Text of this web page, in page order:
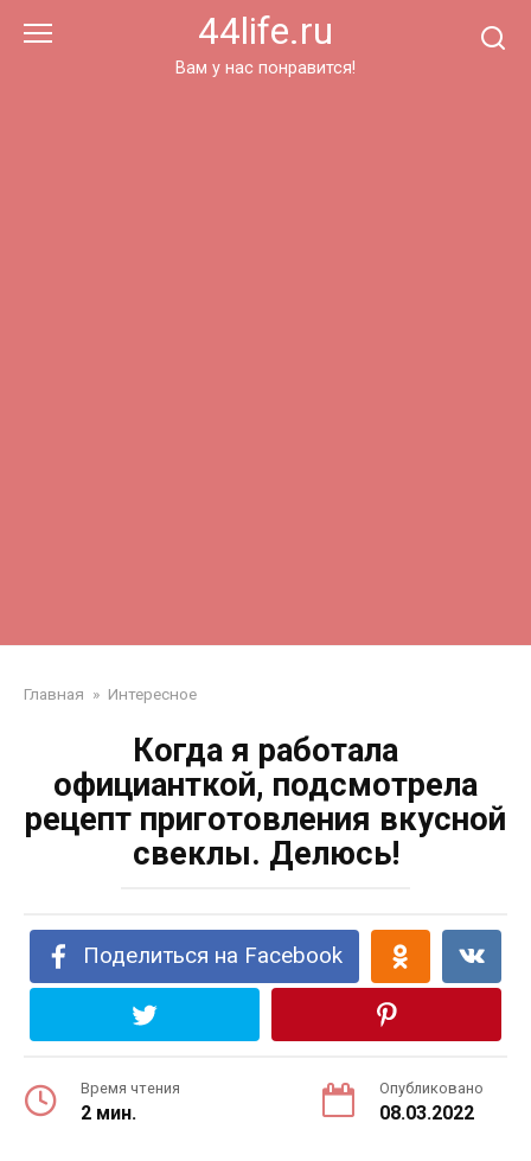
44life.ru
Вам у нас понравится!
Главная » Интересное
Когда я работала
официанткой, подсмотрела
рецепт приготовления вкусной
свеклы. Делюсь!
Поделиться на Facebook
Время чтения
2 мин.
Опубликовано
08.03.2022